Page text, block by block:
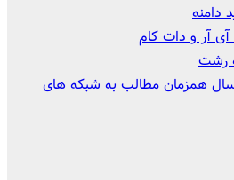
دامنه
آی آر و دات کام
رشت
همزمان مطالب به شبکه های